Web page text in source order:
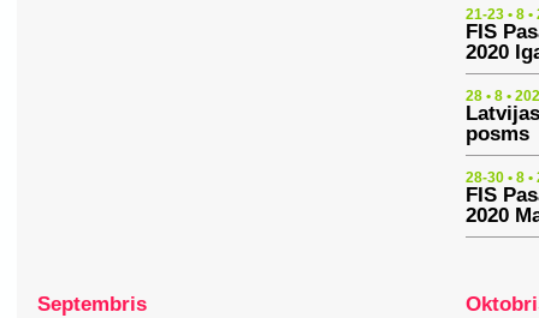
21-23 • 8 •
FIS
2020
28 • 8 •
posms
28-30 • 8 •
FIS
2020
Septembris